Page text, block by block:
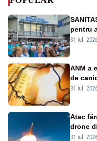
pentru
Legii
31 iul.
ANM a
de
de
31 iul.
Atac
drone
31 iul.